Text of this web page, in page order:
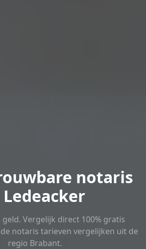
notaris
Vergelijk direct 100% gratis
notaris tarieven vergelijken uit de
regio Brabant.